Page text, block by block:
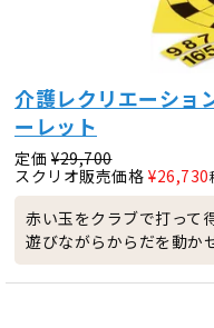
介護レクリエーショ
ーレット
定価 ¥29,700
スクリオ販売価格 ¥26,730
赤い玉をクラブで打って
遊びながらからだを動か